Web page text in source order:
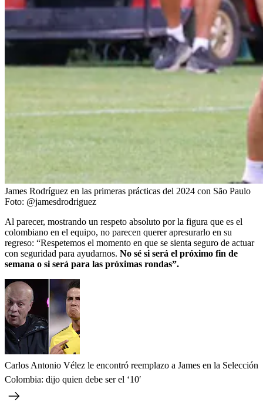
James Rodríguez en las primeras prácticas del 2024 con São Paulo
Foto: @jamesdrodriguez
Al parecer, mostrando un respeto absoluto por la figura que es el
colombiano en el equipo, no parecen querer apresurarlo en su
regreso: “Respetemos el momento en que se sienta seguro de actuar
con seguridad para ayudarnos. No sé si será el próximo fin de
semana o si será para las próximas rondas”.
Carlos Antonio Vélez le encontró reemplazo a James en la Selección
Colombia: dijo quien debe ser el ‘10′